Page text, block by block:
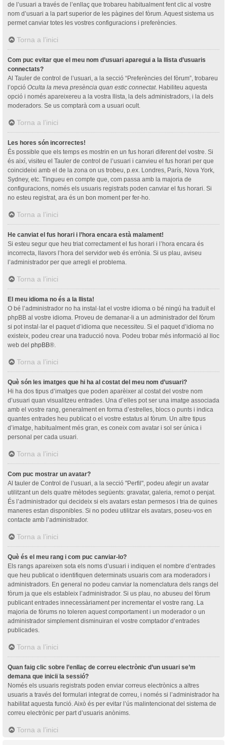
de l’usuari a través de l’enllaç que trobareu habitualment fent clic al vostre
nom d’usuari a la part superior de les pàgines del fòrum. Aquest sistema us
permet canviar totes les vostres configuracions i preferències.
Torna a l’inici
Com puc evitar que el meu nom d’usuari aparegui a la llista d’usuaris
connectats?
Al Tauler de control de l’usuari, a la secció “Preferències del fòrum”, trobareu
l’opció Oculta la meva presència quan estic connectat. Habiliteu aquesta
opció i només apareixereu a la vostra llista, la dels administradors, i la dels
moderadors. Se us comptarà com a usuari ocult.
Torna a l’inici
Les hores són incorrectes!
És possible que els temps es mostrin en un fus horari diferent del vostre. Si
és així, visiteu el Tauler de control de l’usuari i canvieu el fus horari per que
coincideixi amb el de la zona on us trobeu, p.ex. Londres, París, Nova York,
Sydney, etc. Tingueu en compte que, com passa amb la majoria de
configuracions, només els usuaris registrats poden canviar el fus horari. Si
no esteu registrat, ara és un bon moment per fer-ho.
Torna a l’inici
He canviat el fus horari i l’hora encara està malament!
Si esteu segur que heu triat correctament el fus horari i l’hora encara és
incorrecta, llavors l’hora del servidor web és errònia. Si us plau, aviseu
l’administrador per que arregli el problema.
Torna a l’inici
El meu idioma no és a la llista!
O bé l’administrador no ha instal·lat el vostre idioma o bé ningú ha traduït el
phpBB al vostre idioma. Proveu de demanar-li a un administrador del fòrum
si pot instal·lar el paquet d’idioma que necessiteu. Si el paquet d’idioma no
existeix, podeu crear una traducció nova. Podeu trobar més informació al lloc
web del phpBB®.
Torna a l’inici
Què són les imatges que hi ha al costat del meu nom d’usuari?
Hi ha dos tipus d’imatges que poden aparèixer al costat del vostre nom
d’usuari quan visualitzeu entrades. Una d’elles pot ser una imatge associada
amb el vostre rang, generalment en forma d’estrelles, blocs o punts i indica
quantes entrades heu publicat o el vostre estatus al fòrum. Un altre tipus
d’imatge, habitualment més gran, es coneix com avatar i sol ser única i
personal per cada usuari.
Torna a l’inici
Com puc mostrar un avatar?
Al tauler de Control de l’usuari, a la secció "Perfil", podeu afegir un avatar
utilitzant un dels quatre mètodes següents: gravatar, galeria, remot o penjat.
És l’administrador qui decideix si els avatars estan permesos i tria de quines
maneres estan disponibles. Si no podeu utilitzar els avatars, poseu-vos en
contacte amb l’administrador.
Torna a l’inici
Què és el meu rang i com puc canviar-lo?
Els rangs apareixen sota els noms d’usuari i indiquen el nombre d’entrades
que heu publicat o identifiquen determinats usuaris com ara moderadors i
administradors. En general no podeu canviar la nomenclatura dels rangs del
fòrum ja que els estableix l’administrador. Si us plau, no abuseu del fòrum
publicant entrades innecessàriament per incrementar el vostre rang. La
majoria de fòrums no toleren aquest comportament i un moderador o un
administrador simplement disminuiran el vostre comptador d’entrades
publicades.
Torna a l’inici
Quan faig clic sobre l’enllaç de correu electrònic d’un usuari se’m
demana que iniciï la sessió?
Només els usuaris registrats poden enviar correus electrònics a altres
usuaris a través del formulari integrat de correu, i només si l’administrador ha
habilitat aquesta funció. Això és per evitar l’ús malintencionat del sistema de
correu electrònic per part d’usuaris anònims.
Torna a l’inici